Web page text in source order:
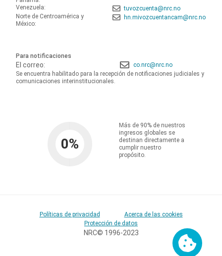
Venezuela:
tuvozcuenta@nrc.no
Norte de Centroamérica y
México:
hn.mivozcuentancam@nrc.no
Para notificaciones
El correo:
co.nrc@nrc.no
Se encuentra habilitado para la recepción de notificaciones judiciales y
comunicaciones interinstitucionales.
0%
Más de 90% de nuestros
ingresos globales se
destinan directamente a
cumplir nuestro
propósito.
Políticas de privacidad
Acerca de las cookies
Protección de datos
NRC© 1996-2023
Cookies